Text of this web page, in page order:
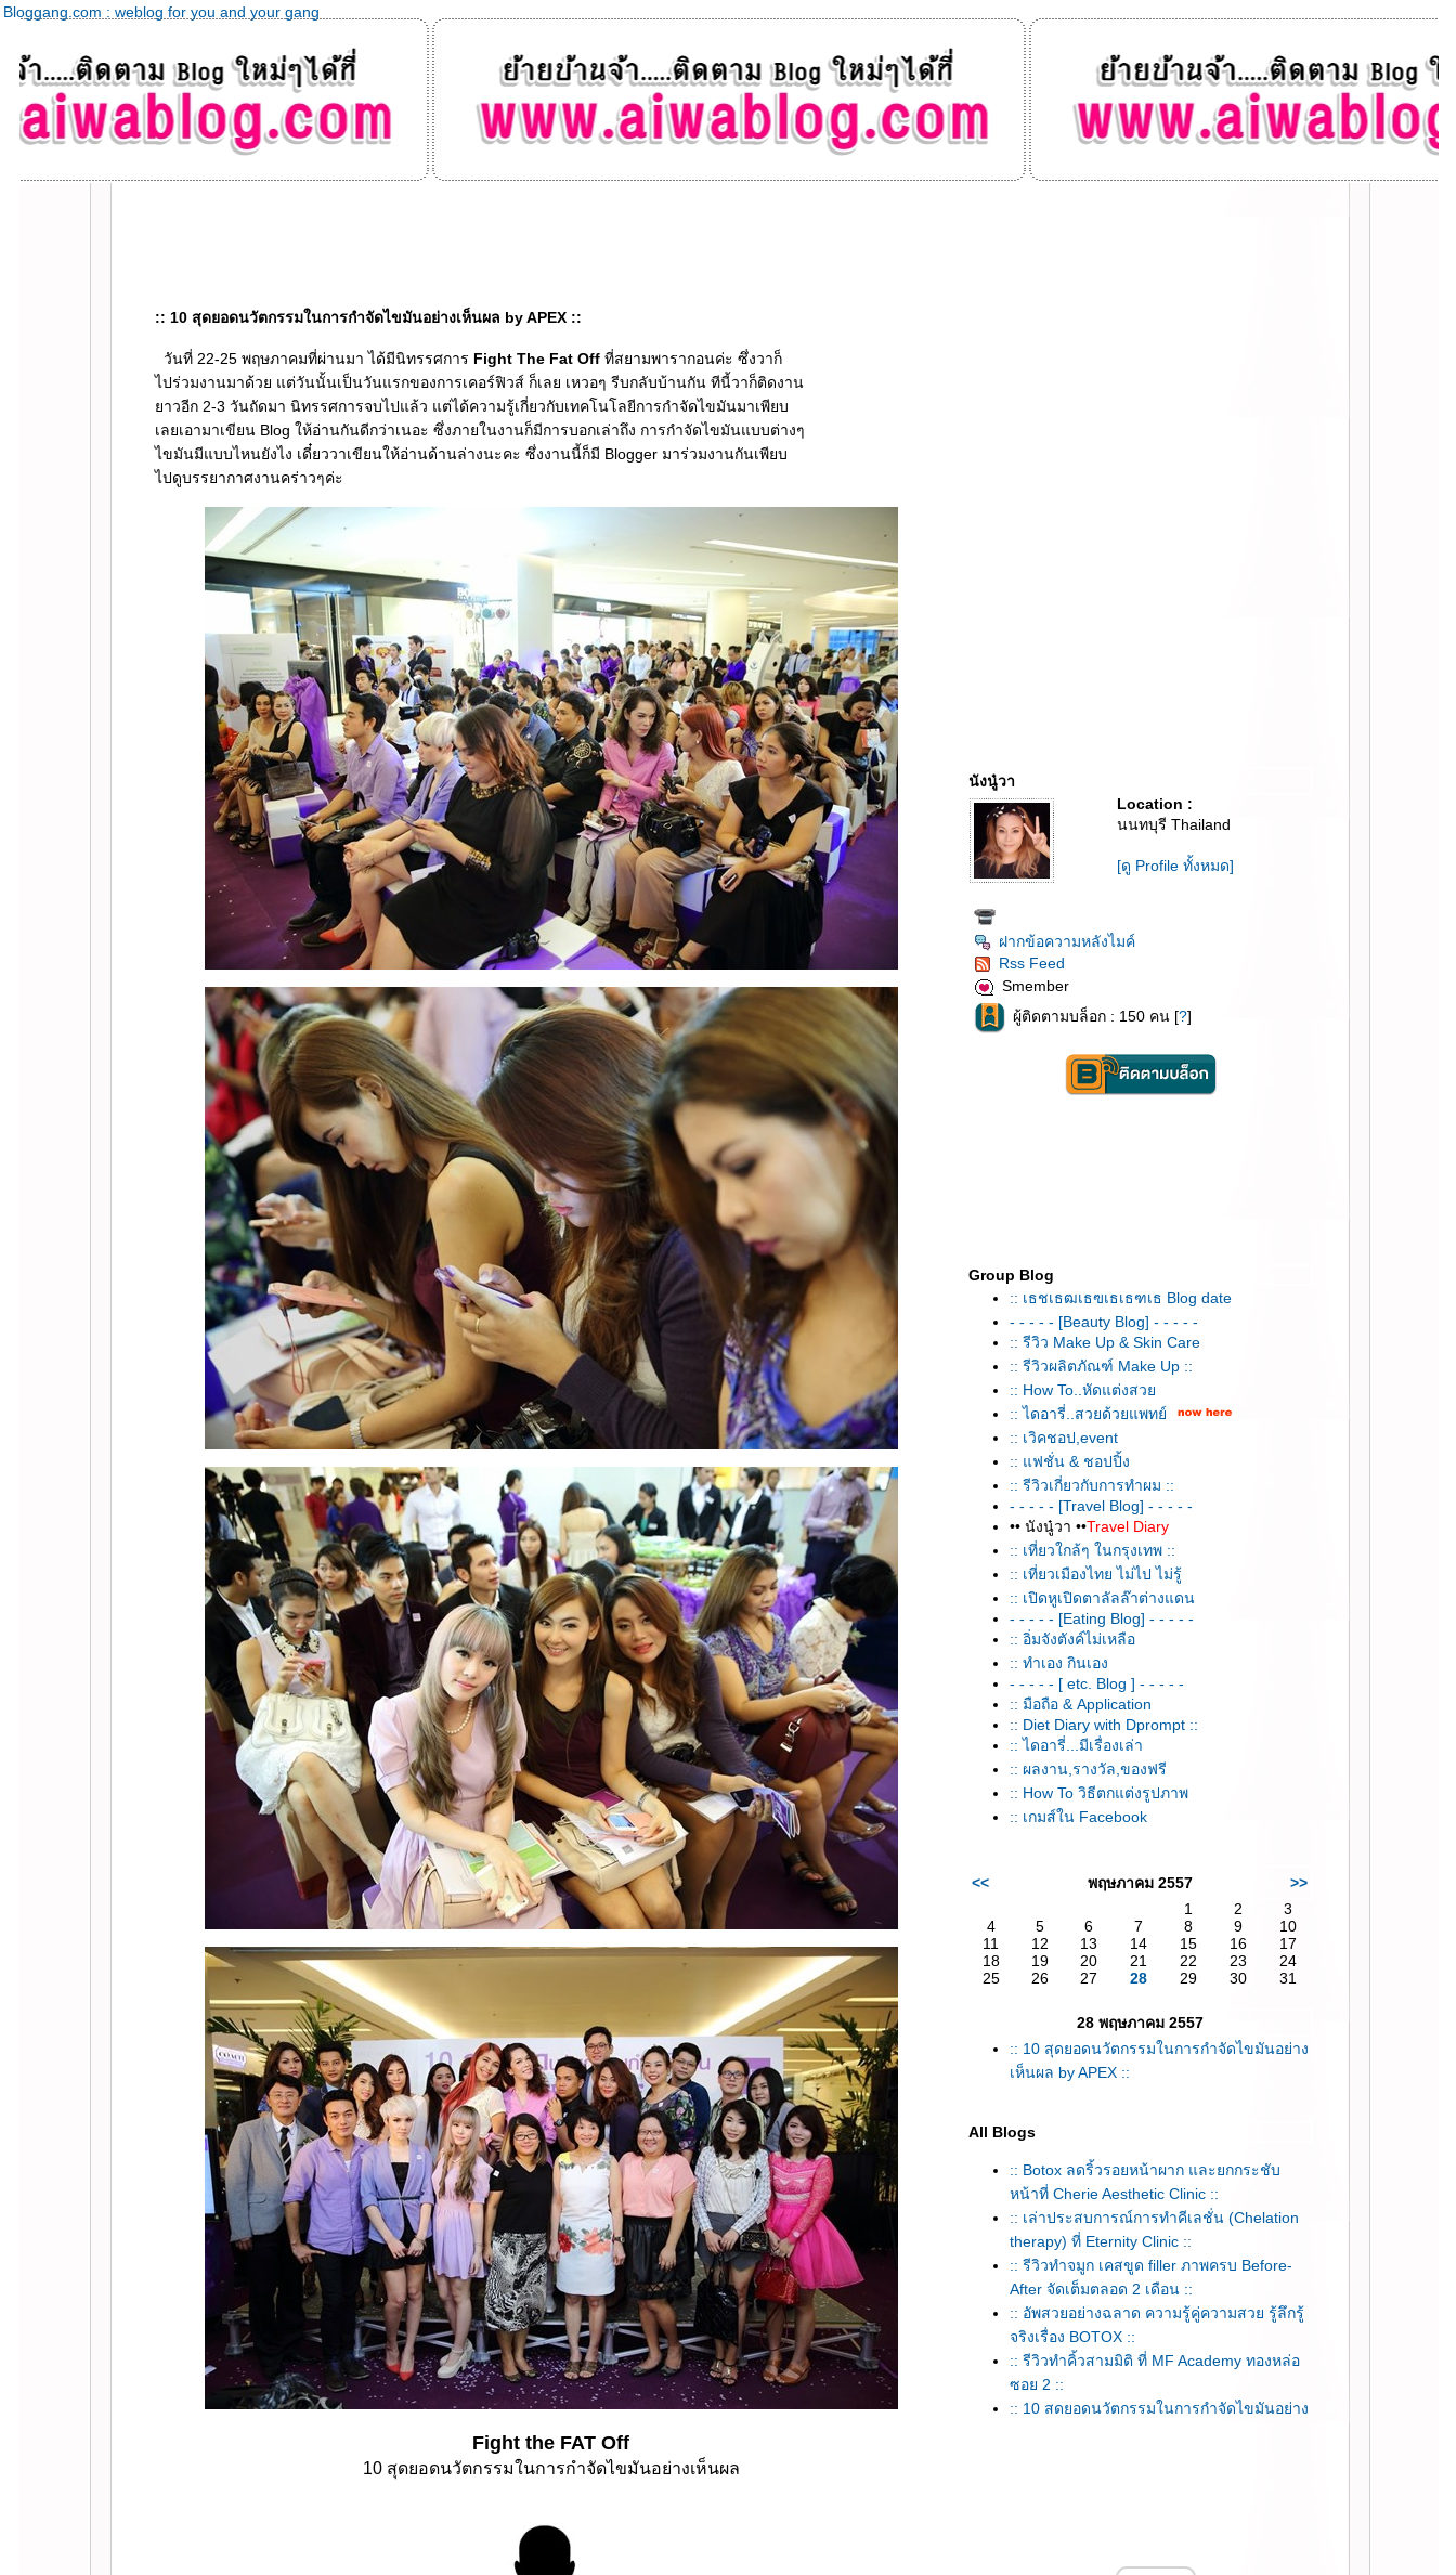
Bloggang.com : weblog for you and your gang
:: 10 สุดยอดนวัตกรรมในการกำจัดไขมันอย่างเห็นผล by APEX ::
วันที่ 22-25 พฤษภาคมที่ผ่านมา ได้มีนิทรรศการ Fight The Fat Off ที่สยามพารากอนค่ะ ซึ่งวาก็
ไปร่วมงานมาด้วย แต่วันนั้นเป็นวันแรกของการเคอร์ฟิวส์ ก็เลย เหวอๆ รีบกลับบ้านกัน ทีนี้วาก็ติดงาน
าวอีก 2-3 วันถัดมา นิทรรศการจบไปแล้ว แต่ได้ความรู้เกี่ยวกับเทคโนโลยีการกำจัดไขมันมาเพียบ
เลยเอามาเขียน Blog ให้อ่านกันดีกว่าเนอะ ซึ่งภายในงานก็มีการบอกเล่าถึง การกำจัดไขมันแบบต่างๆ
ไขมันมีแบบไหนยังไง เดี๋ยววาเขียนให้อ่านด้านล่างนะคะ ซึ่งงานนี้ก็มี Blogger มาร่วมงานกันเพียบ
ไปดูบรรยากาศงานคร่าวๆค่ะ
Fight the FAT Off
10 สุดยอดนวัตกรรมในการกำจัดไขมันอย่างเห็นผล
นังนู๋วา
Location :
นนทบุรี Thailand
[ดู Profile ทั้งหมด]
ฝากข้อความหลังไมค์
Rss Feed
Smember
ผู้ติดตามบล็อก : 150 คน [?]
Group Blog
:: เธชเธฒเธฃเธเธฑเธ Blog date
- - - - - [Beauty Blog] - - - - -
:: รีวิว Make Up & Skin Care
:: รีวิวผลิตภัณฑ์ Make Up ::
:: How To..หัดแต่งสว
:: ไดอารี่..สวยด้วยแพทย์
:: เวิคชอป,event
:: แฟชั่น & ชอปปิ้ง
:: รีวิวเกี่ยวกับการทำผม ::
- - - - - [Travel Blog] - - - - -
•• นังนู๋วา ••Travel Diary
:: เที่ยวใกล้ๆ ในกรุงเทพ ::
:: เที่ยวเมืองไทย ไม่ไป ไม่รู้
:: เปิดหูเปิดตาลัลล๊าต่างแดน
- - - - - [Eating Blog] - - - - -
:: อิ่มจังตังค์ไม่เหลือ
:: ทำเอง กินเอง
- - - - - [ etc. Blog ] - - - - -
:: มือถือ & Application
:: Diet Diary with Dprompt ::
:: ไดอารี่...มีเรื่องเล่า
:: ผลงาน,รางวัล,ของฟรี
:: How To วิธีตกแต่งรูปภาพ
:: เกมส์ใน Facebook
<< พฤษภาคม 2557
>>
1
2
3
4
5 6 7 8 9
10
11
12 13 14 15 16
17
18
19 20 21 22 23
24
25
26 27 28 29 30 31
28 พฤษภาคม 2557
:: 10 สุดยอดนวัตกรรมในการกำจัดไขมันอย่าง
เห็นผล by APEX ::
All Blogs
:: Botox ลดริ้วรอยหน้าผาก และยกกระชับ
หน้าที่ Cherie Aesthetic Clinic ::
:: เล่าประสบการณ์การทำคีเลชั่น (Chelation
therapy) ที่ Eternity Clinic ::
:: รีวิวทำจมูก เคสขูด filler ภาพครบ Before-
After จัดเต็มตลอด 2 เดือน ::
:: อัพสวยอย่างฉลาด ความรู้คู่ความสวย รู้ลึกรู้
จริงเรื่อง BOTOX ::
:: รีวิวทำคิ้วสามมิติ ที่ MF Academy ทองหล่อ
ซอย 2 ::
:: 10 สุดยอดนวัตกรรมในการกำจัดไขมันอย่าง